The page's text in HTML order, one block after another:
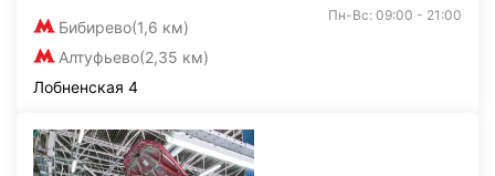
Бибирево(1,6 км)
Алтуфьево(2,35 км)
Пн-Вс: 09:00 - 21:00
Лобненская 4